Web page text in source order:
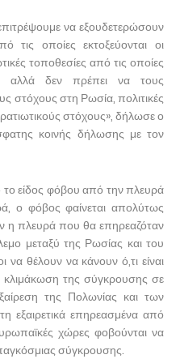
να εξουδετερώσουν
τις οποίες εκτοξεύονται οι
τοποθεσίες από τις οποίες
αλλά δεν πρέπει να τους
στόχους στη Ρωσία, πολιτικές
στόχους», δήλωσε ο
κοινής δήλωσης με τον
το είδος φόβου από την πλευρά
ο φόβος φαίνεται απολύτως
η πλευρά που θα επηρεαζόταν
μεταξύ της Ρωσίας και του
θέλουν να κάνουν ό,τι είναι
της σύγκρουσης σε
της Πολωνίας και των
εξαιρετικά επηρεασμένα από
χώρες φοβούνται να
σύγκρουσης.